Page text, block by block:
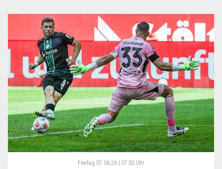
Freitag 07.08.26 | 07:30 Uhr